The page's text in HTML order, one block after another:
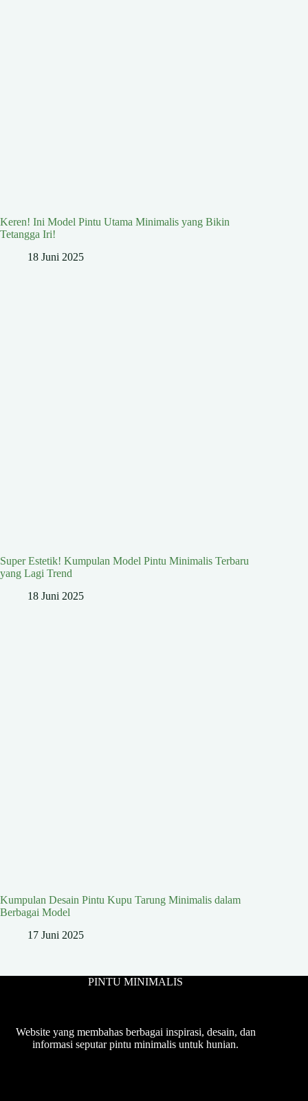
Keren! Ini Model Pintu Utama Minimalis yang Bikin
Tetangga Iri!
18 Juni 2025
Super Estetik! Kumpulan Model Pintu Minimalis Terbaru
yang Lagi Trend
18 Juni 2025
Kumpulan Desain Pintu Kupu Tarung Minimalis dalam
Berbagai Model
17 Juni 2025
PINTU MINIMALIS
Website yang membahas berbagai inspirasi, desain, dan
informasi seputar pintu minimalis untuk hunian.